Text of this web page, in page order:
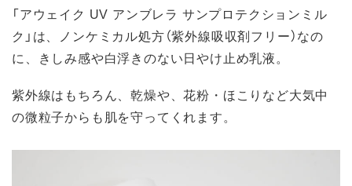
「アウェイク UV アンブレラ サンプロテクションミル
ク」は、ノンケミカル処方（紫外線吸収剤フリー）なの
に、きしみ感や白浮きのない日やけ止め乳液。
紫外線はもちろん、乾燥や、花粉・ほこりなど大気中
の微粒子からも肌を守ってくれます。